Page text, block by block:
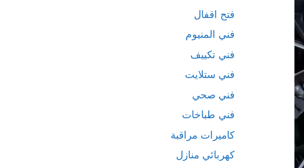
فتح اقفال
فني المنيوم
فني تكييف
فني ستلايت
فني صحي
فني طباخات
كاميرات مراقبة
كهربائي منازل